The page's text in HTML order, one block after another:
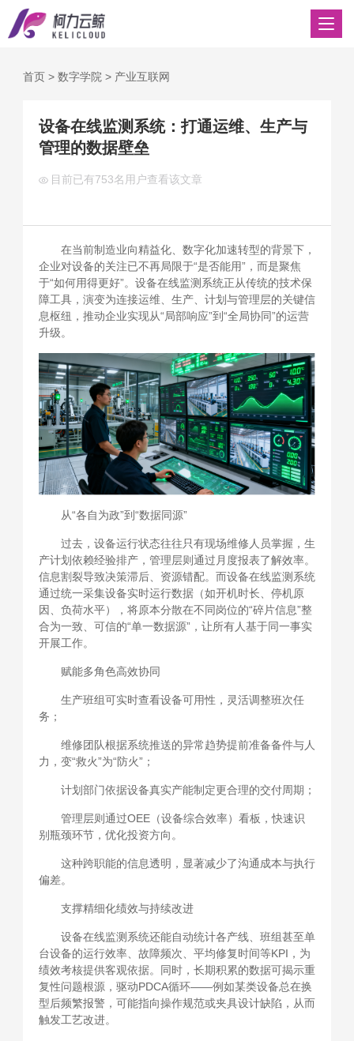
首页> 数字学院 > 产业互联网
设备在线监测系统：打通运维、生产与
管理的数据壁垒
目前已有753名用户查看该文章
在当前制造业向精益化、数字化加速转型的背景下，
企业对设备的关注已不再局限于“是否能用”，而是聚焦
于“如何用得更好”。设备在线监测系统正从传统的技术保
障工具，演变为连接运维、生产、计划与管理层的关键信
息枢纽，推动企业实现从“局部响应”到“全局协同”的运营
升级。
从“各自为政”到“数据同源”
过去，设备运行状态往往只有现场维修人员掌握，生
产计划依赖经验排产，管理层则通过月度报表了解效率。
信息割裂导致决策滞后、资源错配。而设备在线监测系统
通过统一采集设备实时运行数据（如开机时长、停机原
因、负荷水平），将原本分散在不同岗位的“碎片信息”整
合为一致、可信的“单一数据源”，让所有人基于同一事实
开展工作。
赋能多角色高效协同
生产班组可实时查看设备可用性，灵活调整班次任
务；
维修团队根据系统推送的异常趋势提前准备备件与人
力，变“救火”为“防火”；
计划部门依据设备真实产能制定更合理的交付周期；
管理层则通过OEE（设备综合效率）看板，快速识
别瓶颈环节，优化投资方向。
这种跨职能的信息透明，显著减少了沟通成本与执行
偏差。
支撑精细化绩效与持续改进
设备在线监测系统还能自动统计各产线、班组甚至单
台设备的运行效率、故障频次、平均修复时间等KPI，为
绩效考核提供客观依据。同时，长期积累的数据可揭示重
复性问题根源，驱动PDCA循环——例如某类设备总在换
型后频繁报警，可能指向操作规范或夹具设计缺陷，从而
触发工艺改进。